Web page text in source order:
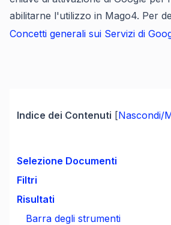
abilitarne l'utilizzo in Mago4. Per
Concetti generali sui Servizi di
Indice dei Contenuti [Nascondi/
Selezione Documenti
Filtri
Risultati
Barra degli strumenti